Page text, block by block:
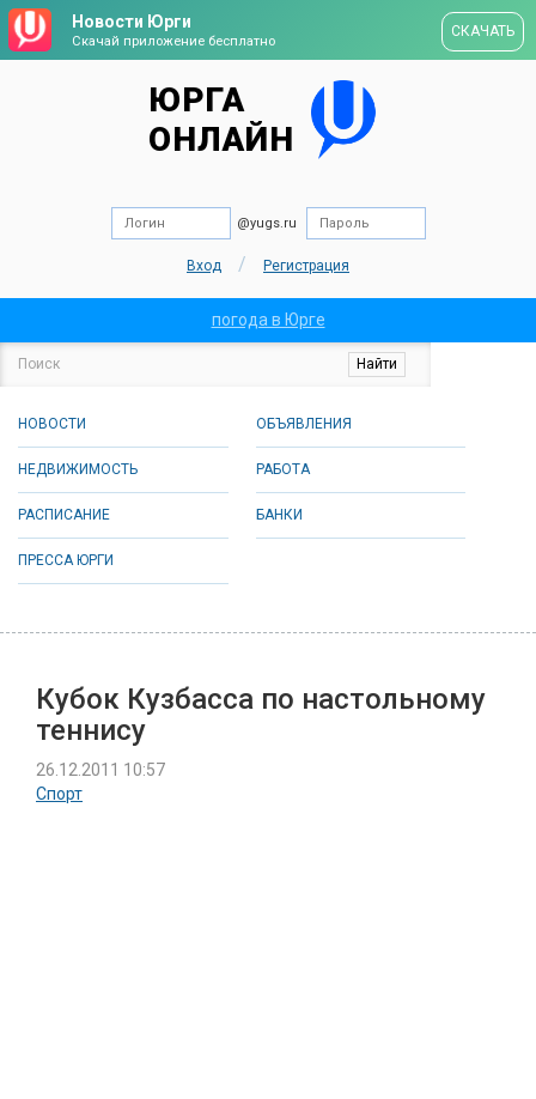
Новости Юрги
Скачай приложение бесплатно
СКАЧАТЬ
ЮРГА
ОНЛАЙН
@yugs.ru
Вход / Регистрация
погода в Юрге
НОВОСТИ ОБЪЯВЛЕНИЯ
НЕДВИЖИМОСТЬ РАБОТА
РАСПИСАНИЕ БАНКИ
ПРЕССА ЮРГИ
Кубок Кузбасса по настольному
теннису
26.12.2011 10:57
Спорт